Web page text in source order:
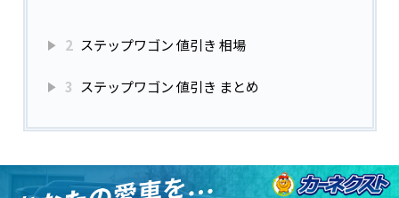
2 ステップワゴン 値引き 相場
3 ステップワゴン 値引き まとめ